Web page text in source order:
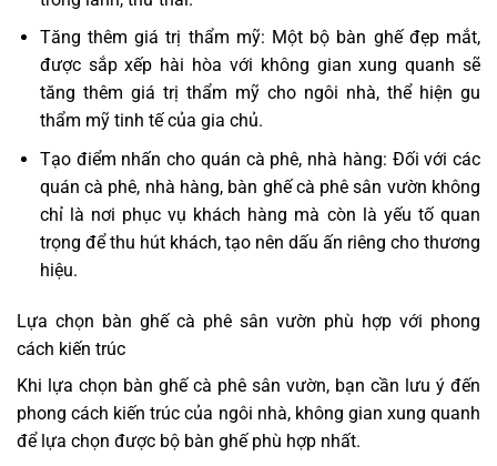
Tăng thêm giá trị thẩm mỹ: Một bộ bàn ghế đẹp mắt,
được sắp xếp hài hòa với không gian xung quanh sẽ
tăng thêm giá trị thẩm mỹ cho ngôi nhà, thể hiện gu
thẩm mỹ tinh tế của gia chủ.
Tạo điểm nhấn cho quán cà phê, nhà hàng: Đối với các
quán cà phê, nhà hàng, bàn ghế cà phê sân vườn không
chỉ là nơi phục vụ khách hàng mà còn là yếu tố quan
trọng để thu hút khách, tạo nên dấu ấn riêng cho thương
hiệu.
Lựa chọn bàn ghế cà phê sân vườn phù hợp với phong
cách kiến trúc
Khi lựa chọn bàn ghế cà phê sân vườn, bạn cần lưu ý đến
phong cách kiến trúc của ngôi nhà, không gian xung quanh
để lựa chọn được bộ bàn ghế phù hợp nhất.